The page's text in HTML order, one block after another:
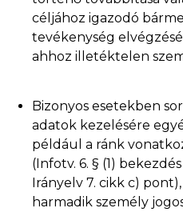
céljához igazodó
tevékenység
ahhoz illetéktelen
Bizonyos esetekben
adatok kezelésére
például a ránk
(Infotv. 6. § (1)
Irányelv 7. cikk c)
harmadik személy